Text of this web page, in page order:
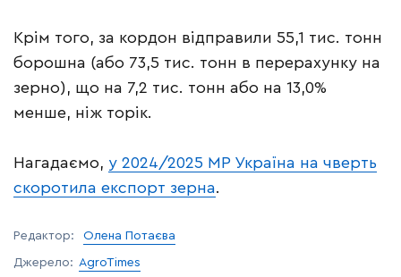
Крім того, за кордон відправили 55,1 тис. тонн
борошна (або 73,5 тис. тонн в перерахунку на
зерно), що на 7,2 тис. тонн або на 13,0%
менше, ніж торік.
Нагадаємо, у 2024/2025 МР Україна на чверть
скоротила експорт зерна.
Редактор: Олена Потаєва
Джерело: AgroTimes